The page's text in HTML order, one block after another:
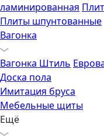
ламинированная
Плиты шпунтованные
Вагонка
Вагонка Штиль
Доска пола
Имитация бруса
Мебельные щиты
Ещё